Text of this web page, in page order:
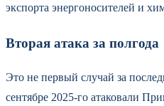
экспорта энергоносителей и
Вторая атака за полгода
Это не первый случай за
сентябре 2025-го атаковали